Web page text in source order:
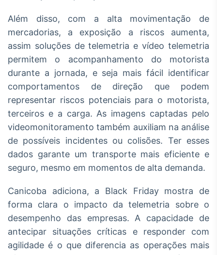
de ativos
Em breve
Crédito
Em breve
Além disso, com a alta movimentação de
mercadorias, a exposição a riscos aumenta,
assim soluções de telemetria e vídeo telemetria
permitem o acompanhamento do motorista
durante a jornada, e seja mais fácil identificar
comportamentos de direção que podem
representar riscos potenciais para o motorista,
terceiros e a carga. As imagens captadas pelo
videomonitoramento também auxiliam na análise
de possíveis incidentes ou colisões. Ter esses
dados garante um transporte mais eficiente e
seguro, mesmo em momentos de alta demanda.
Canicoba adiciona, a Black Friday mostra de
forma clara o impacto da telemetria sobre o
desempenho das empresas. A capacidade de
antecipar situações críticas e responder com
agilidade é o que diferencia as operações mais